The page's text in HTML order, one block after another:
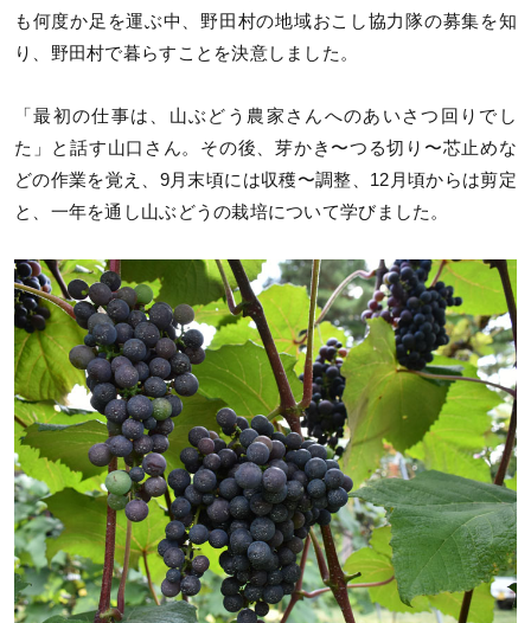
も何度か足を運ぶ中、野田村の地域おこし協力隊の募集を知
り、野田村で暮らすことを決意しました。
「最初の仕事は、山ぶどう農家さんへのあいさつ回りでし
た」と話す山口さん。その後、芽かき〜つる切り〜芯止めな
どの作業を覚え、9月末頃には収穫〜調整、12月頃からは剪定
と、一年を通し山ぶどうの栽培について学びました。